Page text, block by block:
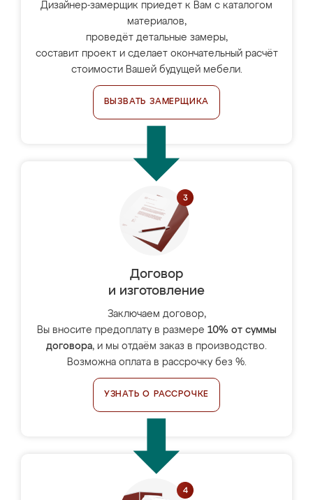
Дизайнер-замерщик приедет к Вам с каталогом
материалов,
проведёт детальные замеры,
составит проект и сделает окончательный расчёт
стоимости Вашей будущей мебели.
ВЫЗВАТЬ ЗАМЕРЩИКА
Договор
и изготовление
Заключаем договор,
Вы вносите предоплату в размере 10% от суммы
договора, и мы отдаём заказ в производство.
Возможна оплата в рассрочку без %.
УЗНАТЬ О РАССРОЧКЕ